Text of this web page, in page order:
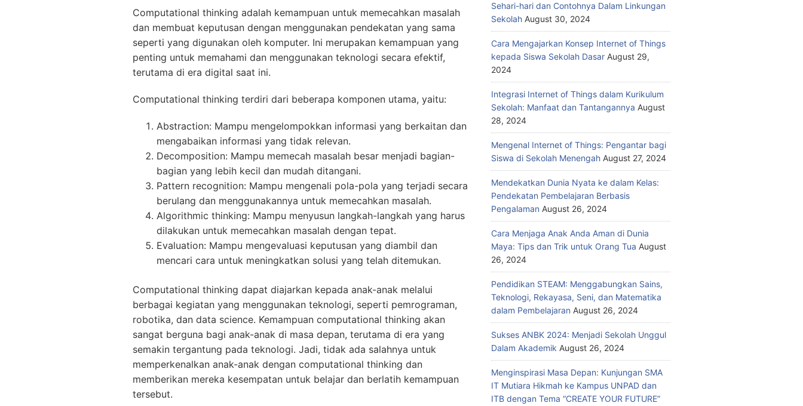
Computational thinking adalah kemampuan untuk memecahkan masalah
dan membuat keputusan dengan menggunakan pendekatan yang sama
seperti yang digunakan oleh komputer. Ini merupakan kemampuan yang
penting untuk memahami dan menggunakan teknologi secara efektif,
terutama di era digital saat ini.
Computational thinking terdiri dari beberapa komponen utama, yaitu:
Abstraction: Mampu mengelompokkan informasi yang berkaitan dan
mengabaikan informasi yang tidak relevan.
Decomposition: Mampu memecah masalah besar menjadi bagian-
bagian yang lebih kecil dan mudah ditangani.
Pattern recognition: Mampu mengenali pola-pola yang terjadi secara
berulang dan menggunakannya untuk memecahkan masalah.
Algorithmic thinking: Mampu menyusun langkah-langkah yang harus
dilakukan untuk memecahkan masalah dengan tepat.
Evaluation: Mampu mengevaluasi keputusan yang diambil dan
mencari cara untuk meningkatkan solusi yang telah ditemukan.
Computational thinking dapat diajarkan kepada anak-anak melalui
berbagai kegiatan yang menggunakan teknologi, seperti pemrograman,
robotika, dan data science. Kemampuan computational thinking akan
sangat berguna bagi anak-anak di masa depan, terutama di era yang
semakin tergantung pada teknologi. Jadi, tidak ada salahnya untuk
memperkenalkan anak-anak dengan computational thinking dan
memberikan mereka kesempatan untuk belajar dan berlatih kemampuan
tersebut.
Sehari-hari dan Contohnya Dalam Linkungan
Sekolah August 30, 2024
Cara Mengajarkan Konsep Internet of Things
kepada Siswa Sekolah Dasar August 29,
2024
Integrasi Internet of Things dalam Kurikulum
Sekolah: Manfaat dan Tantangannya August
28, 2024
Mengenal Internet of Things: Pengantar bagi
Siswa di Sekolah Menengah August 27, 2024
Mendekatkan Dunia Nyata ke dalam Kelas:
Pendekatan Pembelajaran Berbasis
Pengalaman August 26, 2024
Cara Menjaga Anak Anda Aman di Dunia
Maya: Tips dan Trik untuk Orang Tua August
26, 2024
Pendidikan STEAM: Menggabungkan Sains,
Teknologi, Rekayasa, Seni, dan Matematika
dalam Pembelajaran August 26, 2024
Sukses ANBK 2024: Menjadi Sekolah Unggul
Dalam Akademik August 26, 2024
Menginspirasi Masa Depan: Kunjungan SMA
IT Mutiara Hikmah ke Kampus UNPAD dan
ITB dengan Tema “CREATE YOUR FUTURE”